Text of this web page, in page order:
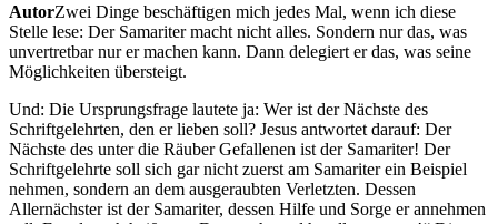
AutorZwei Dinge beschäftigen mich jedes Mal, wenn ich diese
Stelle lese: Der Samariter macht nicht alles. Sondern nur das, was
unvertretbar nur er machen kann. Dann delegiert er das, was seine
Möglichkeiten übersteigt.
Und: Die Ursprungsfrage lautete ja: Wer ist der Nächste des
Schriftgelehrten, den er lieben soll? Jesus antwortet darauf: Der
Nächste des unter die Räuber Gefallenen ist der Samariter! Der
Schriftgelehrte soll sich gar nicht zuerst am Samariter ein Beispiel
nehmen, sondern an dem ausgeraubten Verletzten. Dessen
Allernächster ist der Samariter, dessen Hilfe und Sorge er annehmen